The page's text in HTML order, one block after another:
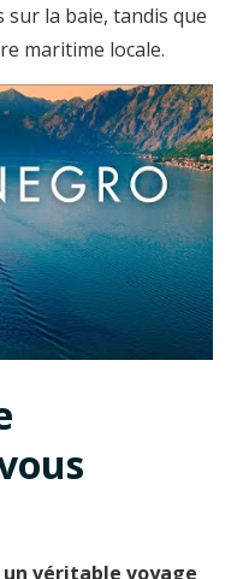
la baie, tandis que
maritime locale.
véritable voyage